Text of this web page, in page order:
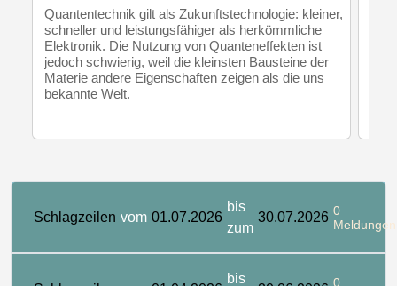
Quantentechnik gilt als Zukunftstechnologie: kleiner,
schneller und leistungsfähiger als herkömmliche
Elektronik. Die Nutzung von Quanteneffekten ist
jedoch schwierig, weil die kleinsten Bausteine der
Materie andere Eigenschaften zeigen als die uns
bekannte Welt.
Schlagzeilen vom 01.07.2026
bis
zum
30.07.2026 0
Meldungen
bis
0